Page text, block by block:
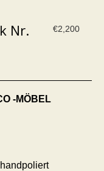
€2,200
Nr.
-MÖBEL